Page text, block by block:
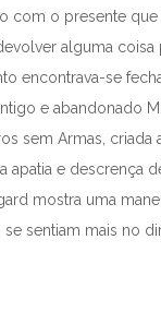
com o presente
alguma
encontrava-se
e abandonado
sem Armas, criada
apatia e descrença
mostra uma
sentiam mais no